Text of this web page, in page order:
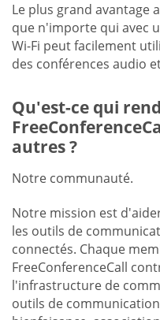
Le plus grand avantage
que n'importe qui avec
Wi-Fi peut facilement
des conférences audio
Qu'est-ce qui rend
autres ?
Notre communauté.
Notre mission est
les outils de
connectés. Chaque
FreeConferenceCall
l'infrastructure de
outils de